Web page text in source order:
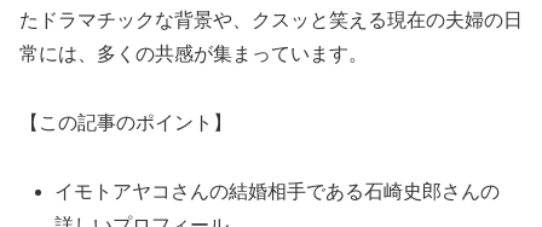
たドラマチックな背景や、クスッと笑える現在の夫婦の日
常には、多くの共感が集まっています。
【この記事のポイント】
イモトアヤコさんの結婚相手である石崎史郎さんの